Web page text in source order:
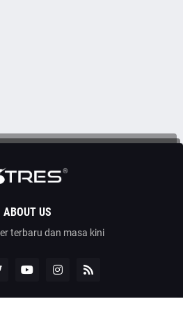
ABOUT US
terbaru dan masa kini